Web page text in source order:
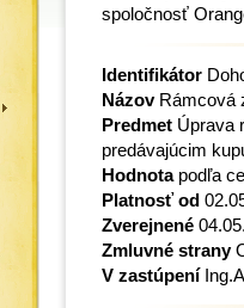
spoločnosť
Identifikátor
NázovRámcová
Predmet Úprava
predávajúcim
Hodnotapodľa
Platnosť od
Zverejnené
Zmluvné strany
V zastúpení